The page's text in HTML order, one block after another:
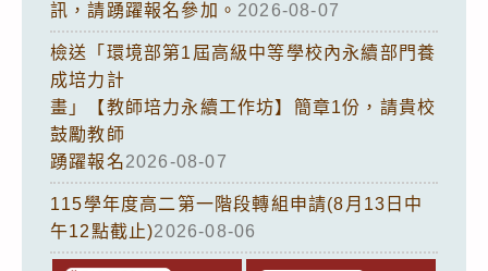
訊，請踴躍報名參加。 2026-08-07
檢送「環境部第1屆高級中等學校內永續部門養
成培力計
畫」【教師培力永續工作坊】簡章1份，請貴校
鼓勵教師
踴躍報名2026-08-07
115學年度高二第一階段轉組申請(8月13日中
午12點截止)2026-08-06